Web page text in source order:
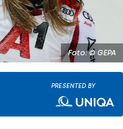
Foto: © GEPA
PRESENTED BY